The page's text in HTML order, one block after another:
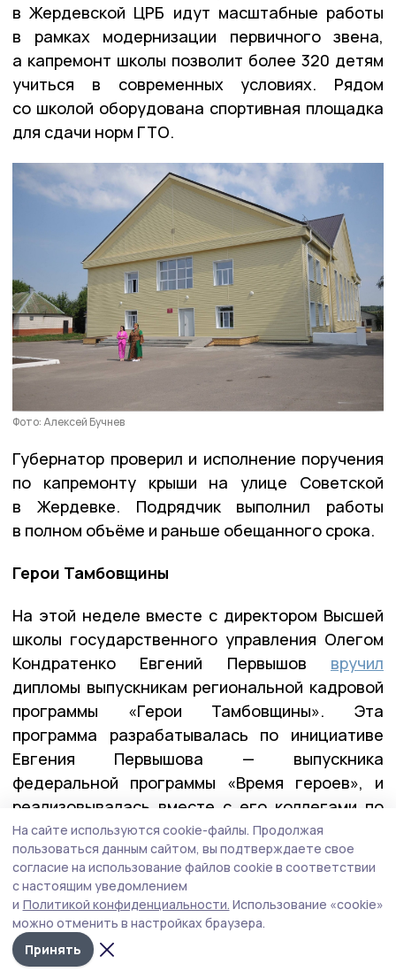
в Жердевской ЦРБ идут масштабные работы
в рамках модернизации первичного звена,
а капремонт школы позволит более 320 детям
учиться в современных условиях. Рядом
со школой оборудована спортивная площадка
для сдачи норм ГТО.
Фото: Алексей Бучнев
Губернатор проверил и исполнение поручения
по капремонту крыши на улице Советской
в Жердевке. Подрядчик выполнил работы
в полном объёме и раньше обещанного срока.
Герои Тамбовщины
На этой неделе вместе с директором Высшей
школы государственного управления Олегом
Кондратенко Евгений Первышов вручил
дипломы выпускникам региональной кадровой
программы «Герои Тамбовщины». Эта
программа разрабатывалась по инициативе
Евгения Первышова — выпускника
федеральной программы «Время героев», и
реализовывалась вместе с его коллегами по
программе — Алексеем Кондратьевым и
Константином Кутейниковым. Заявку в
программу подали почти 400 участников и
ветеранов СВО. После всех вступительных
испытаний участниками первого потока стали
27 ребят.
На сайте используются cookie-файлы. Продолжая
пользоваться данным сайтом, вы подтверждаете свое
согласие на использование файлов cookie в соответствии
с настоящим уведомлением
и Политикой конфиденциальности. Использование «cookie»
можно отменить в настройках браузера.
Принять